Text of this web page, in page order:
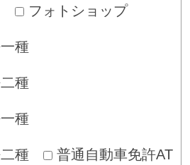
フォトショップ
種
種
種
種 普通自動車免許AT